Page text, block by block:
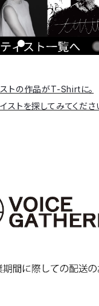
トの作品がT-Shirtに。
ストを探してみてくださ